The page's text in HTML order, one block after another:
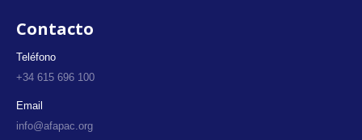
Contacto
Teléfono
+34 615 696 100
Email
info@afapac.org